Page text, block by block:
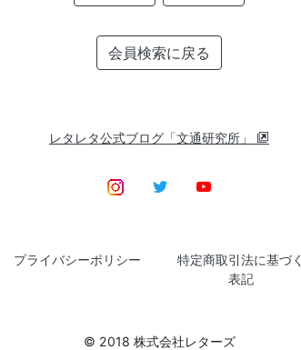
会員検索に戻る
レタレタ公式ブログ「文通研究所」
プライバシーポリシー
特定商取引法に基づく
表記
© 2018 株式会社レターズ